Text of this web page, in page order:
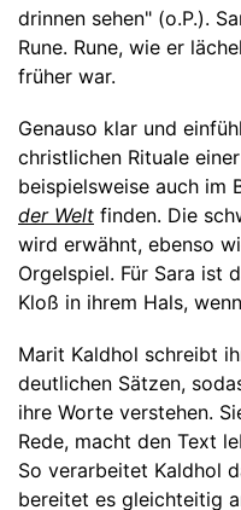
drinnen sehen" (o.P.).
Rune. Rune, wie er
früher war.
Genauso klar und
christlichen Rituale
beispielsweise auch im
der Welt finden. Die
wird erwähnt, ebenso
Orgelspiel. Für Sara ist
Kloß in ihrem Hals,
Marit Kaldhol schreibt
deutlichen Sätzen,
ihre Worte verstehen.
Rede, macht den Text
So verarbeitet Kaldhol
bereitet es gleichteitig